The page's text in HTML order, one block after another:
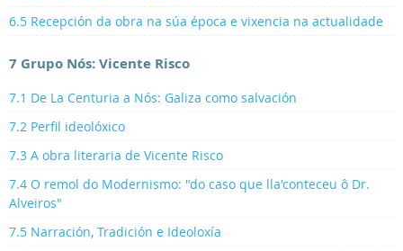
6.5 Recepción da obra na súa época e vixencia na actualidade
7 Grupo Nós: Vicente Risco
7.1 De La Centuria a Nós: Galiza como salvación
7.2 Perfil ideolóxico
7.3 A obra literaria de Vicente Risco
7.4 O remol do Modernismo: "do caso que lla'conteceu ô Dr.
Alveiros"
7.5 Narración, Tradición e Ideoloxía